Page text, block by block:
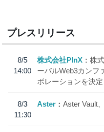
プレスリリース
8/5
14:00
株式会社PlnX
株
ーバルWeb3カンフ
ボレーションを決定
8/3
11:30
Aster Aster Vault